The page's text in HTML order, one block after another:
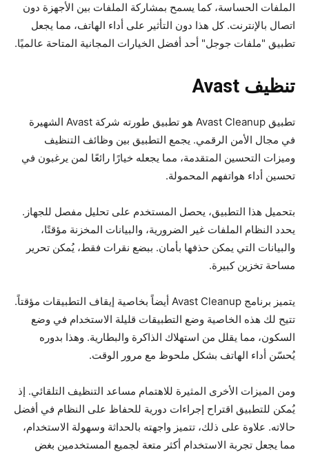
الملفات الحساسة، كما يسمح بمشاركة الملفات بين الأجهزة دون
اتصال بالإنترنت. كل هذا دون التأثير على أداء الهاتف، مما يجعل
تطبيق "ملفات جوجل" أحد أفضل الخيارات المجانية المتاحة عالميًا.
تنظيف Avast
تطبيق Avast Cleanup هو تطبيق طورته شركة Avast الشهيرة
في مجال الأمن الرقمي. يجمع التطبيق بين وظائف التنظيف
وميزات التحسين المتقدمة، مما يجعله خيارًا رائعًا لمن يرغبون في
تحسين أداء هواتفهم المحمولة.
بتحميل هذا التطبيق، يحصل المستخدم على تحليل مفصل للجهاز.
يحدد النظام الملفات غير الضرورية، والبيانات المخزنة مؤقتًا،
والبيانات التي يمكن حذفها بأمان. ببضع نقرات فقط، يُمكن تحرير
مساحة تخزين كبيرة.
يتميز برنامج Avast Cleanup أيضاً بخاصية إيقاف التطبيقات مؤقتاً.
تتيح لك هذه الخاصية وضع التطبيقات قليلة الاستخدام في وضع
السكون، مما يقلل من استهلاك الذاكرة والبطارية. وهذا بدوره
يُحسّن أداء الهاتف بشكل ملحوظ مع مرور الوقت.
ومن الميزات الأخرى المثيرة للاهتمام مساعد التنظيف التلقائي. إذ
يُمكن للتطبيق اقتراح إجراءات دورية للحفاظ على النظام في أفضل
حالاته. علاوة على ذلك، تتميز واجهته بالحداثة وسهولة الاستخدام،
مما يجعل تجربة الاستخدام أكثر متعة لجميع المستخدمين بغض